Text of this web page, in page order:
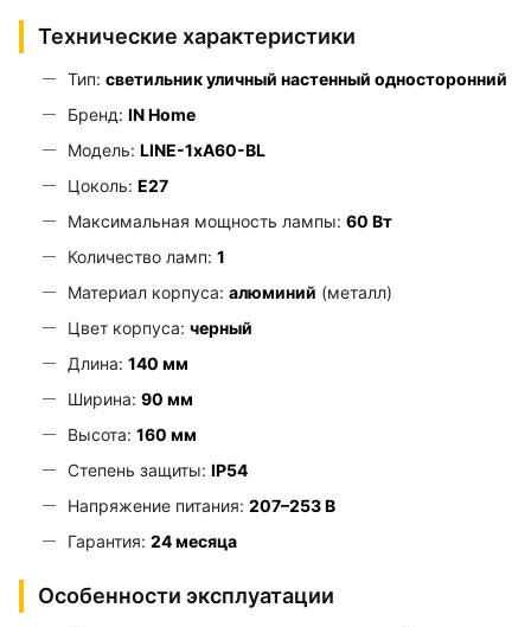
Технические характеристики
Тип: светильник уличный настенный односторонний
Бренд: IN Home
Модель: LINE-1хA60-BL
Цоколь: E27
Максимальная мощность лампы: 60 Вт
Количество ламп: 1
Материал корпуса: алюминий (металл)
Цвет корпуса: черный
Длина: 140 мм
Ширина: 90 мм
Высота: 160 мм
Степень защиты: IP54
Напряжение питания: 207–253 В
Гарантия: 24 месяца
Особенности эксплуатации